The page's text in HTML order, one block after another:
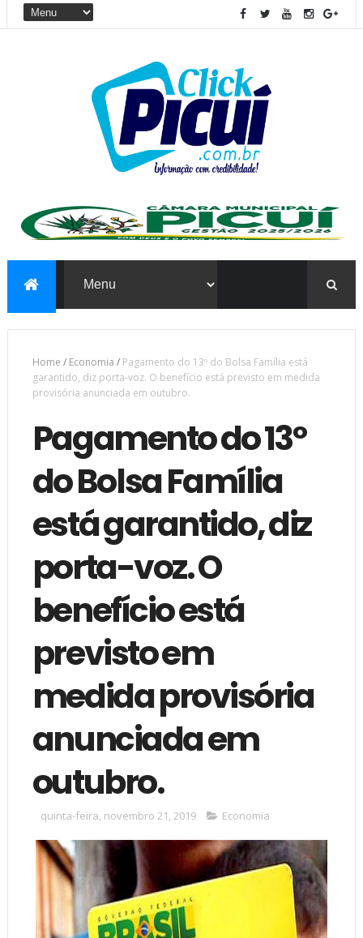
Home / Economia / Pagamento do 13º do Bolsa Família está
garantido, diz porta-voz. O benefício está previsto em medida
provisória anunciada em outubro.
Pagamento do 13º
do Bolsa Família
está garantido, diz
porta-voz. O
benefício está
previsto em
medida provisória
anunciada em
outubro.
quinta-feira, novembro 21, 2019 Economia